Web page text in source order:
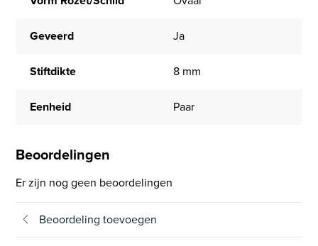
Geveerd Ja
Stiftdikte 8 mm
Eenheid Paar
Beoordelingen
Er zijn nog geen beoordelingen
Beoordeling toevoegen